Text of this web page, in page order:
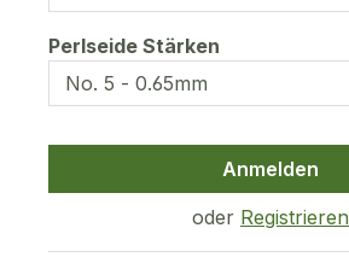
Perlseide Stärken
Anmelden
oder Registrieren